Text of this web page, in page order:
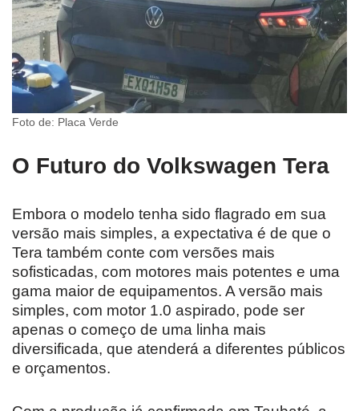
Foto de: Placa Verde
O Futuro do Volkswagen Tera
Embora o modelo tenha sido flagrado em sua
versão mais simples, a expectativa é de que o
Tera também conte com versões mais
sofisticadas, com motores mais potentes e uma
gama maior de equipamentos. A versão mais
simples, com motor 1.0 aspirado, pode ser
apenas o começo de uma linha mais
diversificada, que atenderá a diferentes públicos
e orçamentos.